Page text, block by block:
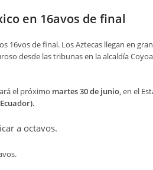
en 16avos de final
16vos de final. Los Aztecas llegan en
desde las tribunas en la alcaldía
el próximo martes 30 de junio,en el